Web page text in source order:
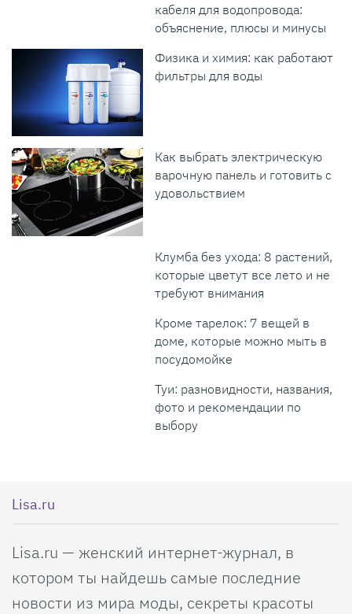
кабеля для водопровода:
объяснение, плюсы и минусы
Физика и химия: как работают
фильтры для воды
Как выбрать электрическую
варочную панель и готовить с
удовольствием
Клумба без ухода: 8 растений,
которые цветут все лето и не
требуют внимания
Кроме тарелок: 7 вещей в
доме, которые можно мыть в
посудомойке
Туи: разновидности, названия,
фото и рекомендации по
выбору
Lisa.ru
Lisa.ru — женский интернет-журнал, в
котором ты найдешь самые последние
новости из мира моды, секреты красоты